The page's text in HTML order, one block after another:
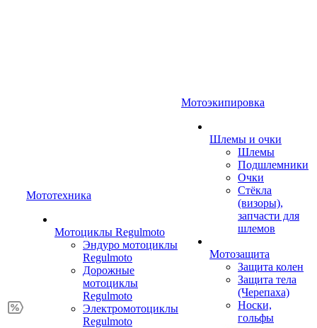
Мототехника
Мотоциклы Regulmoto
Эндуро мотоциклы
Regulmoto
Дорожные
мотоциклы
Regulmoto
Электромотоциклы
Regulmoto
Мотоэкипировка
Шлемы и очки
Шлемы
Подшлемники
Очки
Стёкла
(визоры),
запчасти для
шлемов
Мотозащита
Защита колен
Защита тела
(Черепаха)
Носки,
гольфы